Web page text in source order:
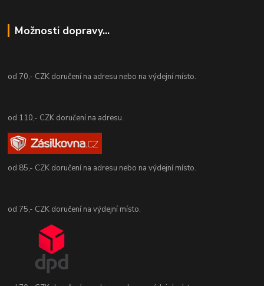
Možnosti dopravy...
od 70,- CZK doručení na adresu nebo na výdejní místo.
od 110,- CZK doručení na adresu.
od 85,- CZK doručení na adresu nebo na výdejní místo.
od 75,- CZK doručení na výdejní místo.